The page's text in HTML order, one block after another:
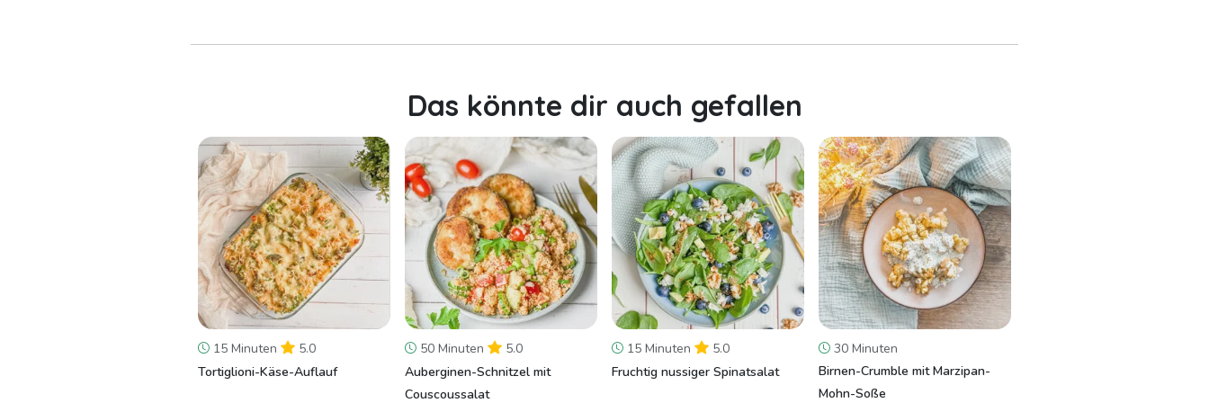
Das könnte dir auch gefallen
15 Minuten
5.0
Tortiglioni-Käse-Auflauf
50 Minuten
5.0
Auberginen-Schnitzel mit
Couscoussalat
15 Minuten
5.0
Fruchtig nussiger Spinatsalat
30 Minuten
Birnen-Crumble mit Marzipan-
Mohn-Soße